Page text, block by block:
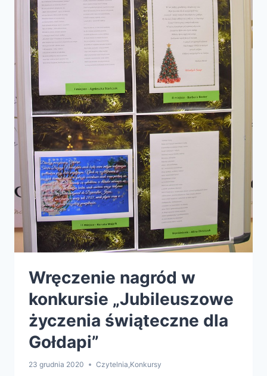
Wręczenie nagród w
konkursie „Jubileuszowe
życzenia świąteczne dla
Gołdapi”
23 grudnia 2020 Czytelnia,Konkursy